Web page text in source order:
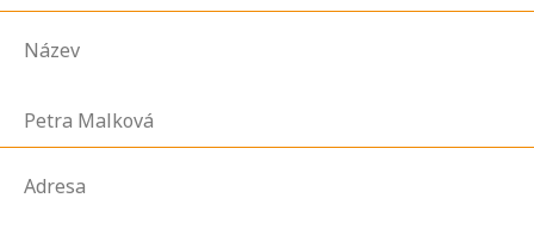
Název
Petra Malková
Adresa